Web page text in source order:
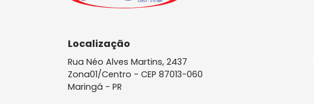
Localização
Rua Néo Alves Martins, 2437
Zona01/Centro - CEP 87013-060
Maringá - PR